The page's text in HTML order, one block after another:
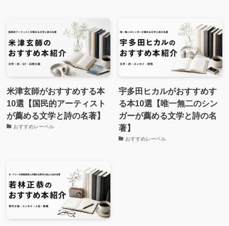
米津玄師がおすすめする本
10選【国民的アーティスト
が薦める文学と詩の名著】
おすすめレーベル
宇多田ヒカルがおすすめす
る本10選【唯一無二のシン
ガーが薦める文学と詩の名
著】
おすすめレーベル